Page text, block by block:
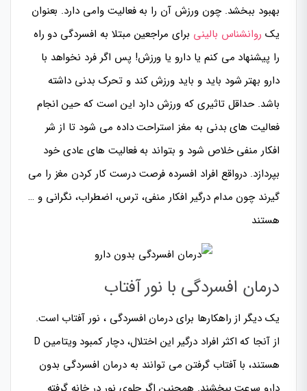
بهبود ببخشد. چون ورزش آن را به فعالیت وامی دارد. بعنوان
یک روانشناس بالینی برای مراجعین مبتلا به افسردگی دو راه
را پیشنهاد می کنم یا دارو یا ورزش! پس اگر فرد نخواهد با
دارو بهتر شود باید و باید ورزش کند و تحرک بدنی داشته
باشد. حداقل تاثیری که ورزش دارد این است که حین انجام
فعالیت های بدنی به مغز استراحت داده می شود تا از شر
افکار منفی خلاص شود و بتواند به فعالیت های عادی خود
بپردازد. درواقع افراد افسرده فرصت درست کار کردن مغز را می
گیرند چون مدام درگیر افکار منفی، ترس، اضطراب، نگرانی و …
هستند
درمان افسردگی با نور آفتاب
یک دیگر از راهکارها برای درمان افسردگی ، نور آفتاب است.
از آنجا که اکثر افراد درگیر این اختلال، دچار کمبود ویتامین D
هستند، با آفتاب گرفتن می توانند به درمان افسردگی بدون